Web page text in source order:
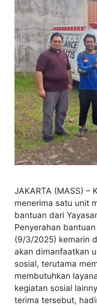
JAKARTA (MASS) –
menerima satu unit
bantuan dari
Penyerahan
(9/3/2025) kemarin
akan dimanfaatkan
sosial, terutama
membutuhkan
kegiatan sosial
terima tersebut,